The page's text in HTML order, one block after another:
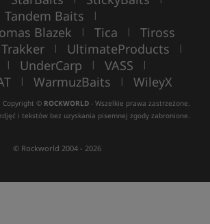
Tandem Baits |
Blazek | Tica | Tiross
Trakker | UltimateProducts |
| UnderCarp | VASS |
| WarmuzBaits | WileyX
Copyright © ROCKWORLD - Wszelkie prawa zastrzeżone.
i tekstów bez uzyskania pisemnej zgody zabronione.
© Rockworld 2004 - 2026